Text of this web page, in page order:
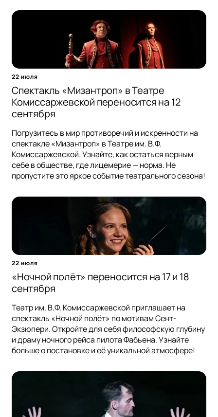
22 июля
Спектакль «Мизантроп» в Театре
Комиссаржевской переносится на 12
сентября
Погрузитесь в мир противоречий и искренности на
спектакле «Мизантроп» в Театре им. В.Ф.
Комиссаржевской. Узнайте, как остаться верным
себе в обществе, где лицемерие — норма. Не
пропустите это яркое событие театрального сезона!
22 июля
«Ночной полёт» переносится на 17 и 18
сентября
Театр им. В.Ф. Комиссаржевской приглашает на
спектакль «Ночной полёт» по мотивам Сент-
Экзюпери. Откройте для себя философскую глубину
и драму ночного рейса пилота Фабьена. Узнайте
больше о постановке и её уникальной атмосфере!